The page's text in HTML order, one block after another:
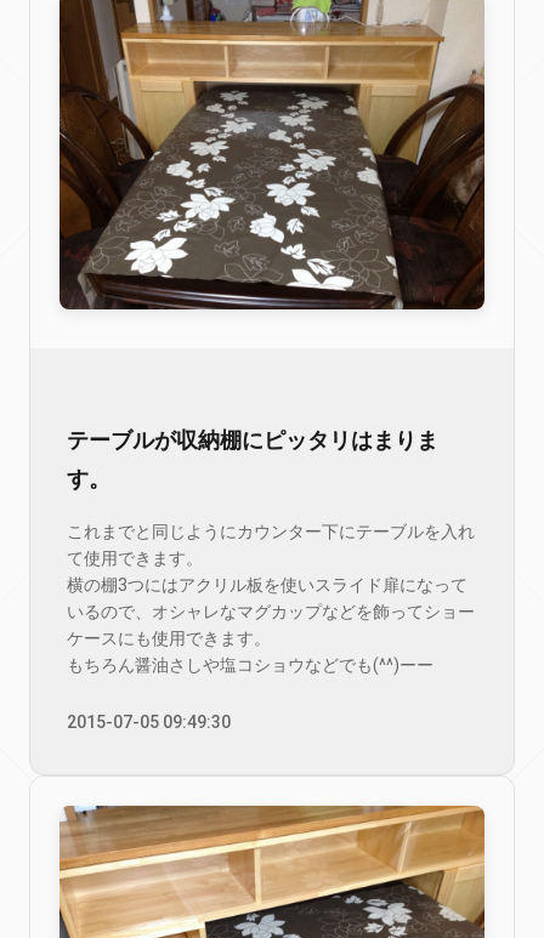
テーブルが収納棚にピッタリはまりま
す。
これまでと同じようにカウンター下にテーブルを入れ
て使用できます。
横の棚3つにはアクリル板を使いスライド扉になって
いるので、オシャレなマグカップなどを飾ってショー
ケースにも使用できます。
もちろん醤油さしや塩コショウなどでも(^^)ーー
2015-07-05 09:49:30